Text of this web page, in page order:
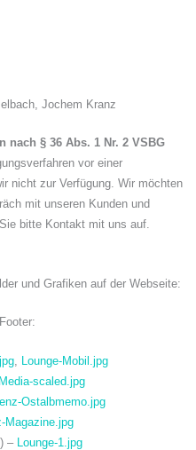
Jochem Kranz
nach § 36 Abs. 1 Nr. 2 VSBG
vor einer
nicht zur Verfügung. Wir möchten
mit unseren Kunden und
bitte Kontakt mit uns auf.
und Grafiken auf der Webseite:
Lounge-Mobil.jpg
scaled.jpg
Ostalbmemo.jpg
Magazine.jpg
– Lounge-1.jpg